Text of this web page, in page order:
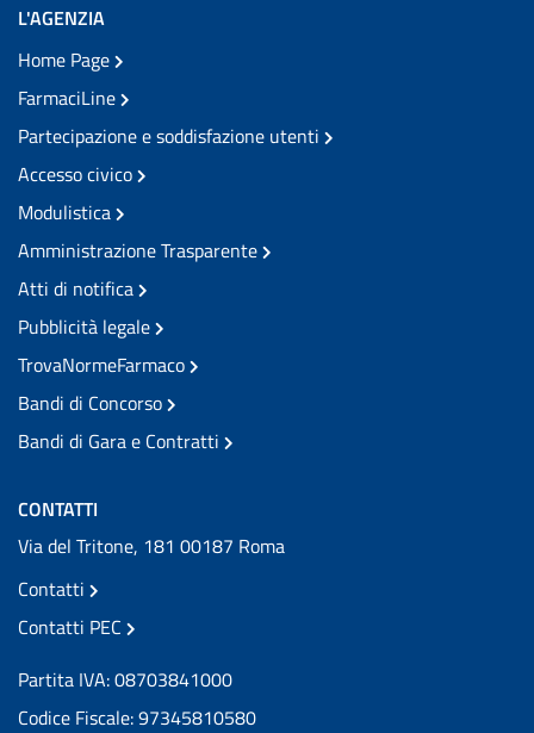
L'AGENZIA
Home Page
FarmaciLine
Partecipazione e soddisfazione utenti
Accesso civico
Modulistica
Amministrazione Trasparente
Atti di notifica
Pubblicità legale
TrovaNormeFarmaco
Bandi di Concorso
Bandi di Gara e Contratti
CONTATTI
Via del Tritone, 181 00187 Roma
Contatti
Contatti PEC
Partita IVA: 08703841000
Codice Fiscale: 97345810580